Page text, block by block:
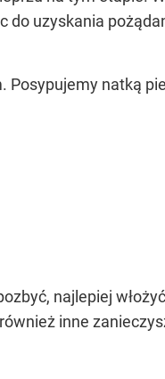
do uzyskania
natką
najlepiej
inne